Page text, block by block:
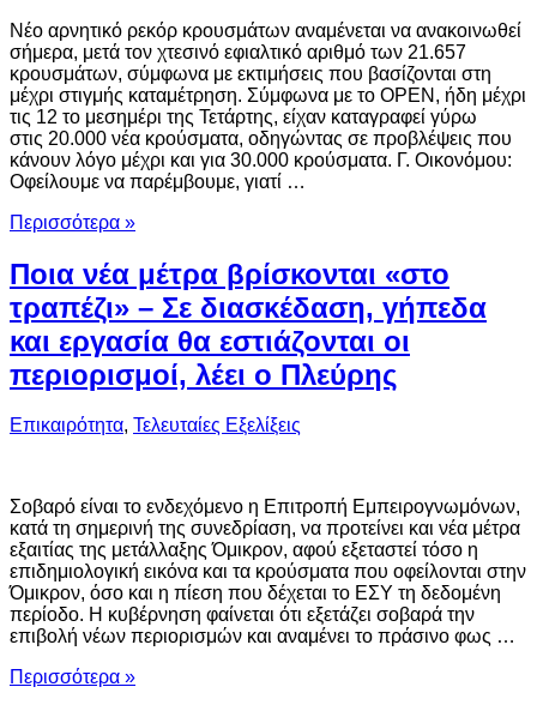
Νέο αρνητικό ρεκόρ κρουσμάτων αναμένεται να ανακοινωθεί
σήμερα, μετά τον χτεσινό εφιαλτικό αριθμό των 21.657
κρουσμάτων, σύμφωνα με εκτιμήσεις που βασίζονται στη
μέχρι στιγμής καταμέτρηση. Σύμφωνα με το OPEN, ήδη μέχρι
τις 12 το μεσημέρι της Τετάρτης, είχαν καταγραφεί γύρω
στις 20.000 νέα κρούσματα, οδηγώντας σε προβλέψεις που
κάνουν λόγο μέχρι και για 30.000 κρούσματα. Γ. Οικονόμου:
Οφείλουμε να παρέμβουμε, γιατί …
Περισσότερα »
Ποια νέα μέτρα βρίσκονται «στο
τραπέζι» – Σε διασκέδαση, γήπεδα
και εργασία θα εστιάζονται οι
περιορισμοί, λέει ο Πλεύρης
Επικαιρότητα, Τελευταίες Εξελίξεις
Σοβαρό είναι το ενδεχόμενο η Επιτροπή Εμπειρογνωμόνων,
κατά τη σημερινή της συνεδρίαση, να προτείνει και νέα μέτρα
εξαιτίας της μετάλλαξης Όμικρον, αφού εξεταστεί τόσο η
επιδημιολογική εικόνα και τα κρούσματα που οφείλονται στην
Όμικρον, όσο και η πίεση που δέχεται το ΕΣΥ τη δεδομένη
περίοδο. Η κυβέρνηση φαίνεται ότι εξετάζει σοβαρά την
επιβολή νέων περιορισμών και αναμένει το πράσινο φως …
Περισσότερα »